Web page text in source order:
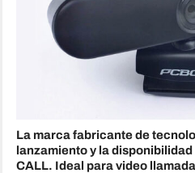
La marca fabricante de
lanzamiento y la disponibilidad
CALL. Ideal para video